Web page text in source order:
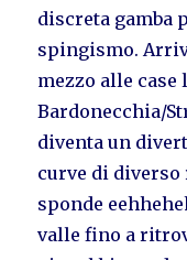
discreta gamba
spingismo.
mezzo alle case
Bardonecchia/
diventa un
curve di diverso
sponde
valle fino a